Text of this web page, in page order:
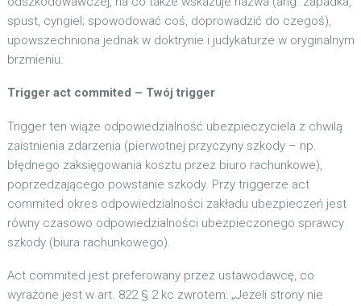
spust, cyngiel; spowodować coś, doprowadzić do czegoś),
upowszechniona jednak w doktrynie i judykaturze w oryginalnym
brzmieniu.
Trigger act commited – Twój trigger
Trigger ten wiąże odpowiedzialność ubezpieczyciela z chwilą
zaistnienia zdarzenia (pierwotnej przyczyny szkody – np.
błędnego zaksięgowania kosztu przez biuro rachunkowe),
poprzedzającego powstanie szkody. Przy triggerze act
commited okres odpowiedzialności zakładu ubezpieczeń jest
równy czasowo odpowiedzialności ubezpieczonego sprawcy
szkody (biura rachunkowego).
Act commited jest preferowany przez ustawodawcę, co
wyrażone jest w art. 822 § 2 kc zwrotem: „Jeżeli strony nie